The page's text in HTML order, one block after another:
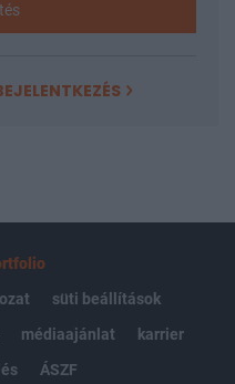
süti beállítások
médiaajánlat
karrier
ÁSZF